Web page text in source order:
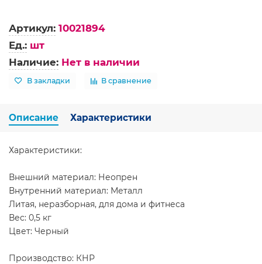
Артикул: 10021894
Ед.: шт
Наличие: Нет в наличии
В закладки В сравнение
Описание Характеристики
Характеристики:
Внешний материал: Неопрен
Внутренний материал: Металл
Литая, неразборная, для дома и фитнеса
Вес: 0,5 кг
Цвет: Черный
Производство: КНР